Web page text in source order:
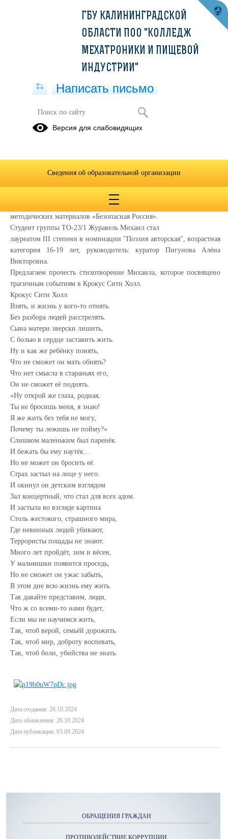
Почему я помню 3 сентября...
3 сентября в театре эстрады "Янтарь-холл" г. Светлогорска, в
рамках информационно-пропагандистского мероприятия,
терроризмом» состоялась церемония награждения лауреатов и
победителей областного конкурса творческих работ и
методических материалов «Безопасная Россия».
Студент группы ТО-23/1 Журавель Михаил стал
лауреатом III степени в номинации "Поэзия авторская", возрастная
категория 16-19 лет, руководитель: куратор Пигунова Алёна
Викторовна.
Предлагаем прочесть стихотворение Михаила, которое посвящено
трагичным событиям в Крокус Сити Холл.
Крокус Сити Холл
Взять, и жизнь у кого-то отнять.
Без разбора людей расстрелять.
Сына матери зверски лишить,
С болью в сердце заставить жить.
Ну и как же ребёнку понять,
Что не сможет он мать обнять?
Что нет смысла в стараньях его,
Он не сможет её поднять.
«Ну открой же глаза, родная,
Ты не бросишь меня, я знаю!
Я же жить без тебя не могу,
Почему ты лежишь не пойму?»
Слишком маленьким был паренёк.
И бежать бы ему наутёк…
Но не может он бросить её.
Страх застыл на лице у него.
И окинул он детским взглядом
Зал концертный, что стал для всех адом.
И застыла во взгляде картина
Столь жестокого, страшного мира,
Где невинных людей убивают,
Террористы пощады не знают.
Много лет пройдёт, зим и вёсен,
У мальчишки появится проседь,
Но не сможет он ужас забыть,
В этом дне всю жизнь ему жить.
Так давайте представим, люди,
Что ж со всеми-то нами будет,
Если мы не научимся жить,
Так, чтоб верой, семьёй дорожить.
Так, чтоб мир, доброту воспевать,
Так, чтоб боли, убийства не знать.
Дата создания: 26.10.2024
Дата обновления: 26.10.2024
Дата публикации: 03.09.2024
ОБРАЩЕНИЯ ГРАЖДАН
ПРОТИВОДЕЙСТВИЕ КОРРУПЦИИ
ГБУ КАЛИНИНГРАДСКОЙ
ОБЛАСТИ ПОО "КОЛЛЕДЖ
МЕХАТРОНИКИ И ПИЩЕВОЙ
ИНДУСТРИИ"
Написать письмо
Версия для слабовидящих
Сведения об образовательной организации